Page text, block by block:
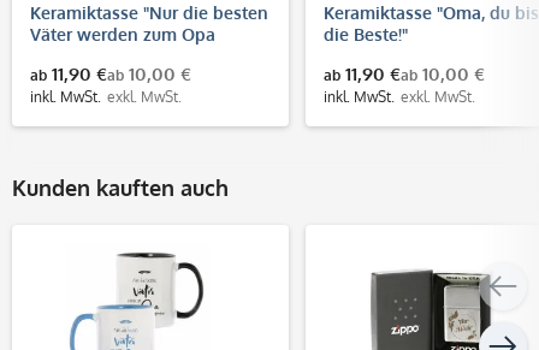
Keramiktasse "Nur die besten
Väter werden zum Opa
ab 11,90 €
inkl. MwSt.
ab 10,00 €
exkl. MwSt.
Keramiktasse "Oma, du
die Beste!"
ab 11,90 €
inkl. MwSt.
ab 10,00 €
exkl. MwSt.
Kunden kauften auch